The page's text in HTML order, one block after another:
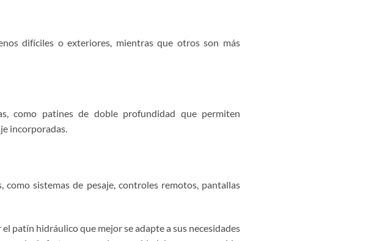
difíciles o exteriores, mientras que otros son más
como patines de doble profundidad que permiten
incorporadas.
sistemas de pesaje, controles remotos, pantallas
patín hidráulico que mejor se adapte a sus necesidades